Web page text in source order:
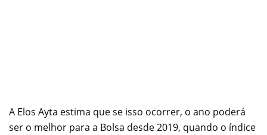
A Elos Ayta estima que se isso ocorrer, o ano poderá
ser o melhor para a Bolsa desde 2019, quando o índice